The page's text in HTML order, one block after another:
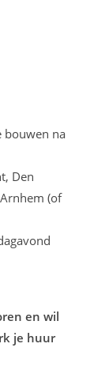
bouwen na
Den
(of
en wil
je huur